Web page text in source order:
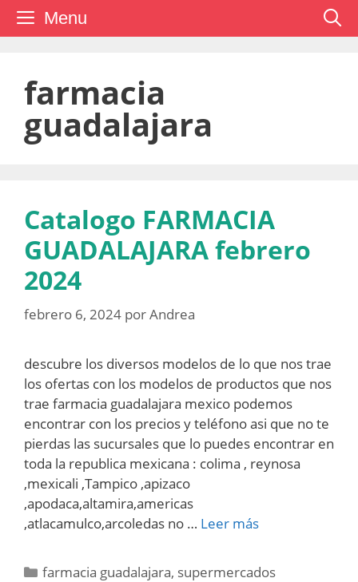
Saltar Menu
farmacia
guadalajara
Catalogo FARMACIA
GUADALAJARA febrero
2024
febrero 6, 2024 porAndrea
descubre los diversos modelos de lo que nos trae
los ofertas con los modelos de productos que nos
trae farmacia guadalajara mexico podemos
encontrar con los precios y teléfono asi que no te
pierdas las sucursales que lo puedes encontrar en
toda la republica mexicana : colima , reynosa
,mexicali ,Tampico ,apizaco
,apodaca,altamira,americas
,atlacamulco,arcoledas no … Leer más
Categorías
farmacia guadalajara, supermercados